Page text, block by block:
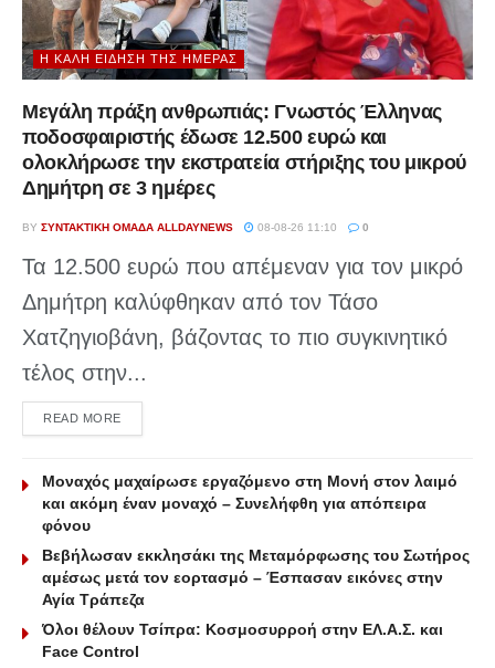
Η ΚΑΛΉ ΕΊΔΗΣΗ ΤΗΣ ΗΜΈΡΑΣ
Μεγάλη πράξη ανθρωπιάς: Γνωστός Έλληνας
ποδοσφαιριστής έδωσε 12.500 ευρώ και
ολοκλήρωσε την εκστρατεία στήριξης του μικρού
Δημήτρη σε 3 ημέρες
BY ΣΥΝΤΑΚΤΙΚΉ ΟΜΆΔΑ ALLDAYNEWS 08-08-26 11:10 0
Τα 12.500 ευρώ που απέμεναν για τον μικρό
Δημήτρη καλύφθηκαν από τον Τάσο
Χατζηγιοβάνη, βάζοντας το πιο συγκινητικό
τέλος στην...
READ MOREDETAILS
Μοναχός μαχαίρωσε εργαζόμενο στη Μονή στον λαιμό
και ακόμη έναν μοναχό – Συνελήφθη για απόπειρα
φόνου
Βεβήλωσαν εκκλησάκι της Μεταμόρφωσης του Σωτήρος
αμέσως μετά τον εορτασμό – Έσπασαν εικόνες στην
Αγία Τράπεζα
Όλοι θέλουν Τσίπρα: Κοσμοσυρροή στην ΕΛ.Α.Σ. και
Face Control